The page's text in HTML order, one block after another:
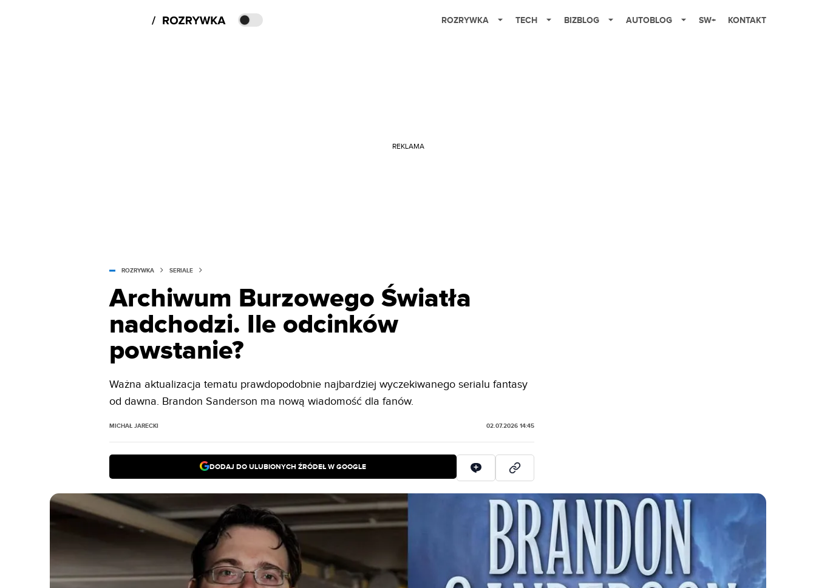
ROZRYWKA TECH BIZBLOG AUTOBLOG SW+ KONTAKT
REKLAMA
ROZRYWKA SERIALE
Archiwum Burzowego Światła
nadchodzi. Ile odcinków
powstanie?
Ważna aktualizacja tematu prawdopodobnie najbardziej wyczekiwanego serialu fantasy
od dawna. Brandon Sanderson ma nową wiadomość dla fanów.
MICHAŁ JARECKI 02.07.2026 14:45
DODAJ DO ULUBIONYCH ŹRÓDEŁ W GOOGLE